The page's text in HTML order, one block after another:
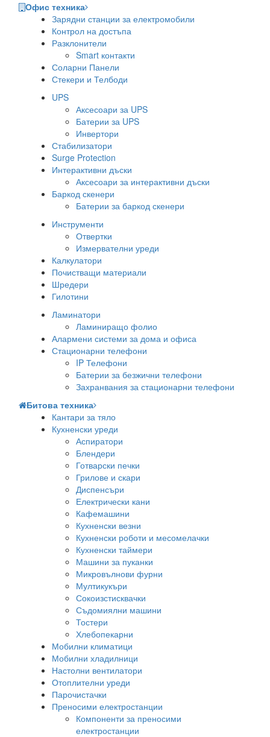
Офис техника
Зарядни станции за електромобили
Контрол на достъпа
Разклонители
Smart контакти
Соларни Панели
Стекери и Телбоди
UPS
Аксесоари за UPS
Батерии за UPS
Инвертори
Стабилизатори
Surge Protection
Интерактивни дъски
Аксесоари за интерактивни дъски
Баркод скенери
Батерии за баркод скенери
Инструменти
Отвертки
Измервателни уреди
Калкулатори
Почистващи материали
Шредери
Гилотини
Ламинатори
Ламиниращо фолио
Алармени системи за дома и офиса
Стационарни телефони
IP Телефони
Батерии за безжични телефони
Захранвания за стационарни телефони
Битова техника
Кантари за тяло
Кухненски уреди
Аспиратори
Блендери
Готварски печки
Грилове и скари
Диспенсъри
Електрически кани
Кафемашини
Кухненски везни
Кухненски роботи и месомелачки
Кухненски таймери
Машини за пуканки
Микровълнови фурни
Мултикукъри
Сокоизстисквачки
Съдомиялни машини
Тостери
Хлебопекарни
Мобилни климатици
Мобилни хладилници
Настолни вентилатори
Отоплителни уреди
Парочистачки
Преносими електростанции
Компоненти за преносими
електростанции